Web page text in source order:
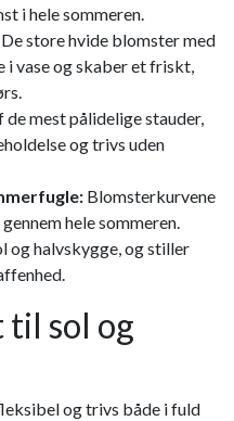
i hele sommeren.
De store hvide blomster med
i vase og skaber et friskt,
de mest pålidelige stauder,
og trivs uden
Blomsterkurvene
hele sommeren.
og halvskygge, og stiller
sol og
og trivs både i fuld